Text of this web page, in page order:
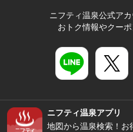
ニフティ温泉公式ア
おトク情報やクー
ニフティ温泉アプリ
地図から温泉検索！お